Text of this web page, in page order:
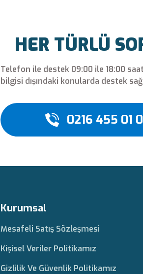
HER TÜRLÜ
Telefon ile destek 09:00 ile 18:00
bilgisi dışındaki konularda destek
0216 455 01
Kurumsal
Mesafeli Satış Sözleşmesi
Kişisel Veriler Politikamız
Gizlilik Ve Güvenlik Politikamız